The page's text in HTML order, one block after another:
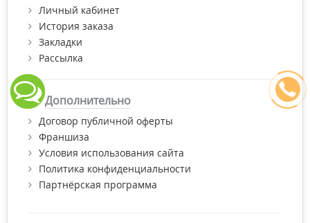
Личный кабинет
История заказа
Закладки
Рассылка
Дополнительно
Договор публичной оферты
Франшиза
Условия использования сайта
Политика конфиденциальности
Партнёрская программа